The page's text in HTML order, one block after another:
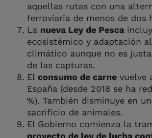
aquellas rutas con una
ferroviaria de menos de dos
La nueva Ley de Pesca
ecosistémico y adaptación
climático aunque no es
de las capturas.
El consumo de carne vuelve
España (desde 2018 se ha
%). También disminuye en
sacrificio de animales.
El Gobierno comienza la
proyecto de ley de lucha